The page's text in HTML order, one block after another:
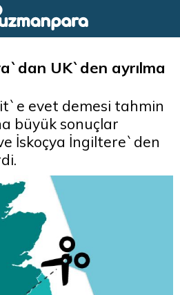
UK`den ayrılma
evet demesi tahmin
büyük sonuçlar
İskoçya İngiltere`den